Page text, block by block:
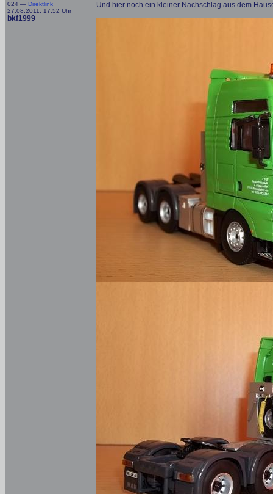
024 — Direktlink
27.08.2011, 17:52 Uhr
bkf1999
Und hier noch ein kleiner Nachschlag aus dem